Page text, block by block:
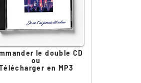
le double CD
ou
en MP3